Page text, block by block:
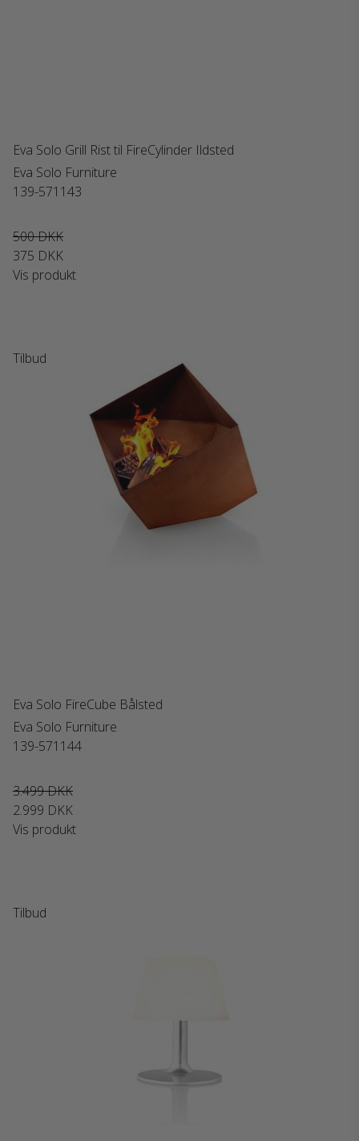
Eva Solo Grill Rist til FireCylinder Ildsted
Eva Solo Furniture
139-571143
500 DKK
375 DKK
Vis produkt
Tilbud
Eva Solo FireCube Bålsted
Eva Solo Furniture
139-571144
3.499 DKK
2.999 DKK
Vis produkt
Tilbud